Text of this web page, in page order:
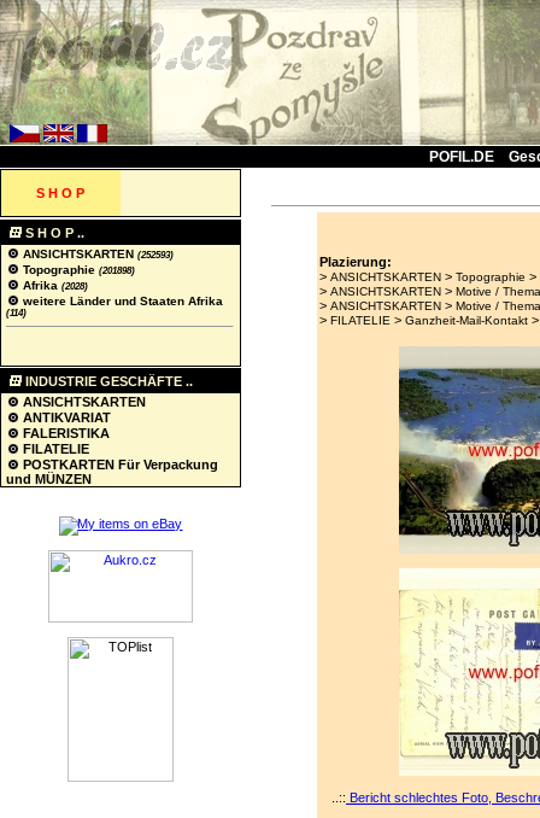
POFIL.DE
S H O P
S H O P ..
ANSICHTSKARTEN (252593)
Topographie (201898)
Afrika (2028)
weitere Länder und Staaten Afrika
(114)
INDUSTRIE GESCHÄFTE ..
ANSICHTSKARTEN
ANTIKVARIAT
FALERISTIKA
FILATELIE
POSTKARTEN Für Verpackung
und MÜNZEN
Plazierung:
>ANSICHTSKARTEN >Topographie >
>ANSICHTSKARTEN >Motive /
>ANSICHTSKARTEN >Motive /
>FILATELIE >Ganzheit-Mail-Kontakt
..:: Bericht schlechtes Foto,